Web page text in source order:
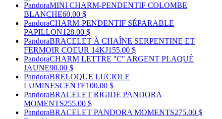
PandoraMINI CHARM-PENDENTIF COLOMBE
BLANCHE60.00 $
PandoraCHARM-PENDENTIF SÉPARABLE
PAPILLON128.00 $
PandoraBRACELET À CHAÎNE SERPENTINE ET
FERMOIR COEUR 14KJ155.00 $
PandoraCHARM LETTRE ''C'' ARGENT PLAQUÉ
JAUNE90.00 $
PandoraBRELOQUE LUCIOLE
LUMINESCENTE100.00 $
PandoraBRACELET RIGIDE PANDORA
MOMENTS255.00 $
PandoraBRACELET PANDORA MOMENTS275.00 $